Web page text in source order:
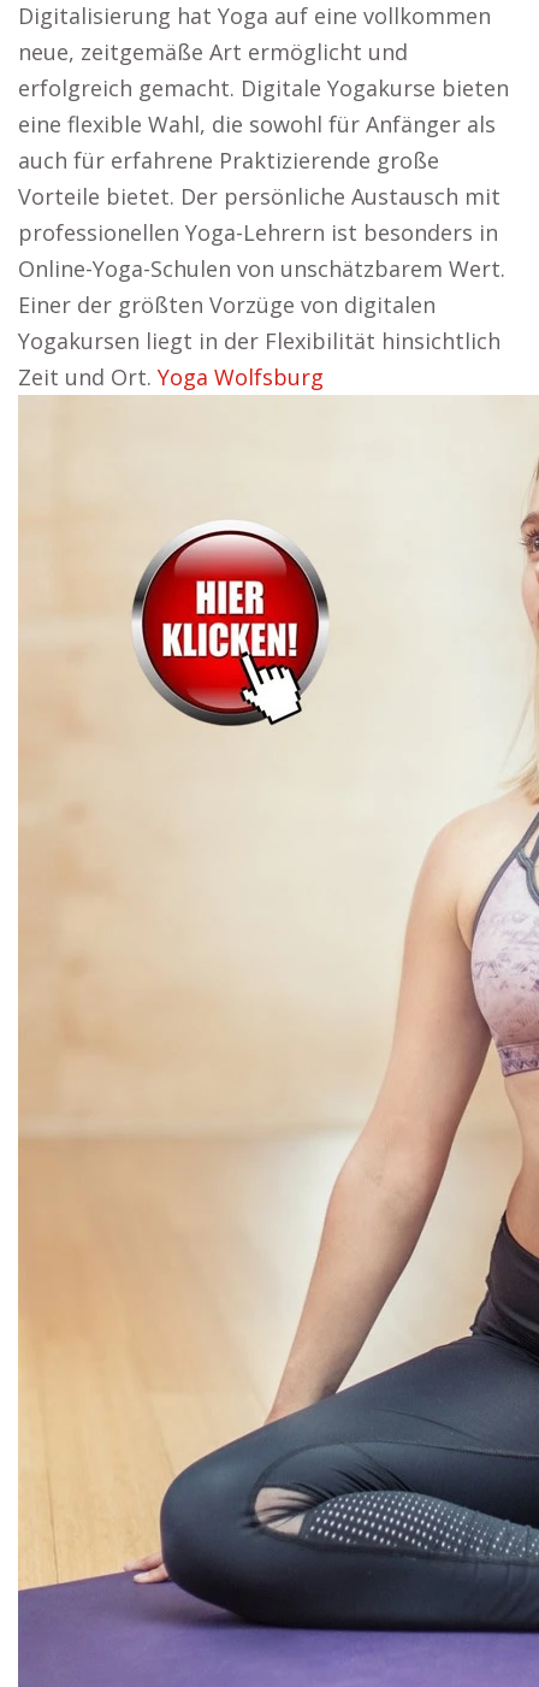
Digitalisierung hat Yoga auf eine vollkommen
neue, zeitgemäße Art ermöglicht und
erfolgreich gemacht. Digitale Yogakurse bieten
eine flexible Wahl, die sowohl für Anfänger als
auch für erfahrene Praktizierende große
Vorteile bietet. Der persönliche Austausch mit
professionellen Yoga-Lehrern ist besonders in
Online-Yoga-Schulen von unschätzbarem Wert.
Einer der größten Vorzüge von digitalen
Yogakursen liegt in der Flexibilität hinsichtlich
Zeit und Ort. Yoga Wolfsburg